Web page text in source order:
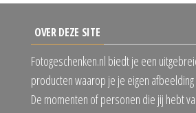
OVER DEZE SITE
Fotogeschenken.nl biedt je een
producten waarop je je eigen
De momenten of personen die jij hebt